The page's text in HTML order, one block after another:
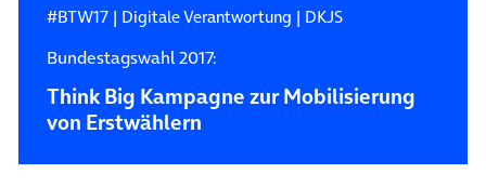
#BTW17| Digitale Verantwortung | DKJS
Bundestagswahl 2017:
Think Big Kampagne zur Mobilisierung
von Erstwählern